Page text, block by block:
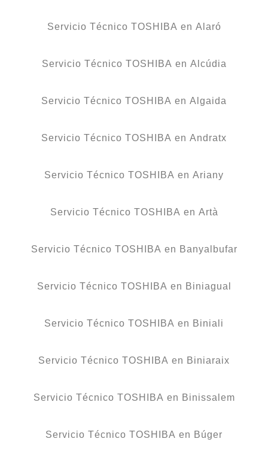
Servicio Técnico TOSHIBA en Alaró
Servicio Técnico TOSHIBA en Alcúdia
Servicio Técnico TOSHIBA en Algaida
Servicio Técnico TOSHIBA en Andratx
Servicio Técnico TOSHIBA en Ariany
Servicio Técnico TOSHIBA en Artà
Servicio Técnico TOSHIBA en Banyalbufar
Servicio Técnico TOSHIBA en Biniagual
Servicio Técnico TOSHIBA en Biniali
Servicio Técnico TOSHIBA en Biniaraix
Servicio Técnico TOSHIBA en Binissalem
Servicio Técnico TOSHIBA en Búger